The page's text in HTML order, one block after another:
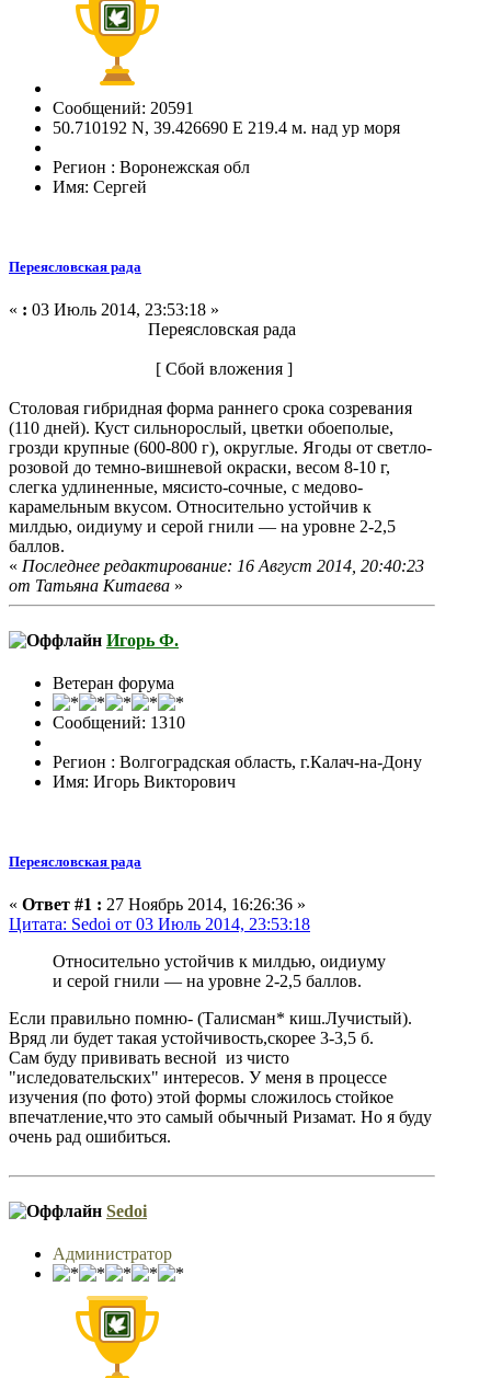
Сообщений: 20591
50.710192 N, 39.426690 E 219.4 м. над ур моря
Регион : Воронежская обл
Имя: Сергей
Переясловская рада
« : 03 Июль 2014, 23:53:18 »
Переясловская рада
[ Сбой вложения ]
Столовая гибридная форма раннего срока созревания
(110 дней). Куст сильнорослый, цветки обоеполые,
грозди крупные (600-800 г), округлые. Ягоды от светло-
розовой до темно-вишневой окраски, весом 8-10 г,
слегка удлиненные, мясисто-сочные, с медово-
карамельным вкусом. Относительно устойчив к
милдью, оидиуму и серой гнили — на уровне 2-2,5
баллов.
« Последнее редактирование: 16 Август 2014, 20:40:23
от Татьяна Китаева »
Игорь Ф.
Ветеран форума
Сообщений: 1310
Регион : Волгоградская область, г.Калач-на-Дону
Имя: Игорь Викторович
Переясловская рада
« Ответ #1 : 27 Ноябрь 2014, 16:26:36 »
Цитата: Sedoi от 03 Июль 2014, 23:53:18
Относительно устойчив к милдью, оидиуму
и серой гнили — на уровне 2-2,5 баллов.
Если правильно помню- (Талисман* киш.Лучистый).
Вряд ли будет такая устойчивость,скорее 3-3,5 б.
Сам буду прививать весной из чисто
"иследовательских" интересов. У меня в процессе
изучения (по фото) этой формы сложилось стойкое
впечатление,что это самый обычный Ризамат. Но я буду
очень рад ошибиться.
Sedoi
Администратор